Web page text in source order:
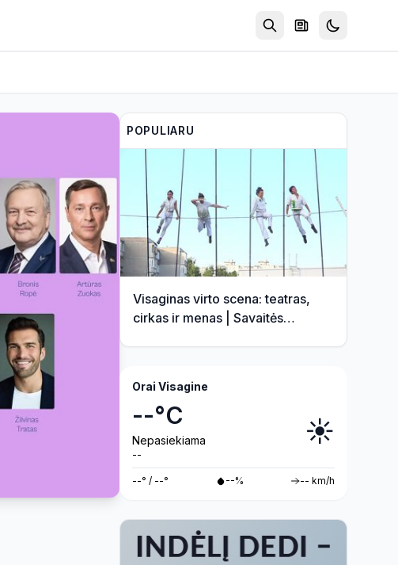
POPULIARU
Visaginas virto scena: teatras,
cirkas ir menas | Savaitės
Orai Visagine
--°C
Nepasiekiama
--
☀️
--° / --° --% -- km/h